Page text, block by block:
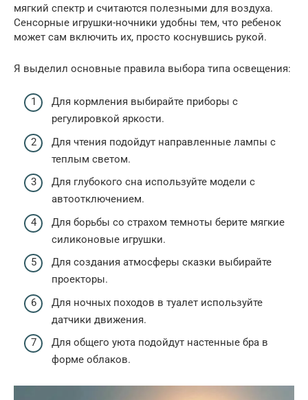
мягкий спектр и считаются полезными для воздуха.
Сенсорные игрушки-ночники удобны тем, что ребенок
может сам включить их, просто коснувшись рукой.
Я выделил основные правила выбора типа освещения:
Для кормления выбирайте приборы с
регулировкой яркости.
Для чтения подойдут направленные лампы с
теплым светом.
Для глубокого сна используйте модели с
автоотключением.
Для борьбы со страхом темноты берите мягкие
силиконовые игрушки.
Для создания атмосферы сказки выбирайте
проекторы.
Для ночных походов в туалет используйте
датчики движения.
Для общего уюта подойдут настенные бра в
форме облаков.